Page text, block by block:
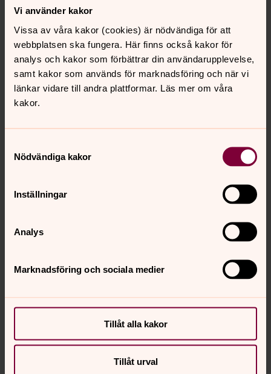
Vi använder kakor
Vissa av våra kakor (cookies) är nödvändiga för att
webbplatsen ska fungera. Här finns också kakor för
analys och kakor som förbättrar din användarupplevelse,
samt kakor som används för marknadsföring och när vi
länkar vidare till andra plattformar. Läs mer om våra
kakor.
Nödvändiga kakor
Inställningar
Analys
Marknadsföring och sociala medier
Tillåt alla kakor
Tillåt urval
Fack 77802692
Box 15018
750 15 Uppsala
***
Organisationsnummer: 252000-0668
_____________________________________
Ge en gåva
lokalt eller internationellt.
behövande i närområdet)
Vantörs kyrkoråd
Det här är kyrkorådet i Vantörs församling 2026-2029